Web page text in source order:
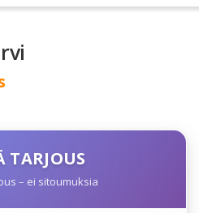
TARJOUS
– ei sitoumuksia